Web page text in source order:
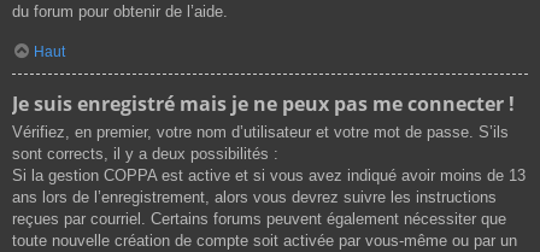
du forum pour obtenir de l’aide.
Haut
Je suis enregistré mais je ne peux pas me connecter !
Vérifiez, en premier, votre nom d’utilisateur et votre mot de passe. S’ils
sont corrects, il y a deux possibilités :
Si la gestion COPPA est active et si vous avez indiqué avoir moins de 13
ans lors de l’enregistrement, alors vous devrez suivre les instructions
reçues par courriel. Certains forums peuvent également nécessiter que
toute nouvelle création de compte soit activée par vous-même ou par un